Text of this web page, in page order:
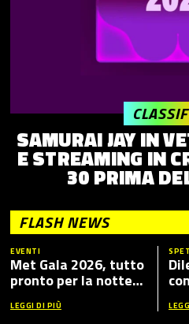
SAMURAI JAY IN
E STREAMING IN
30 PRIMA
FLASH NEWS
EVENTI
Met Gala 2026, tutto
pronto per la notte
più fashion dell’anno:
tema, ospiti e dove
LEGGI DI PIÙ